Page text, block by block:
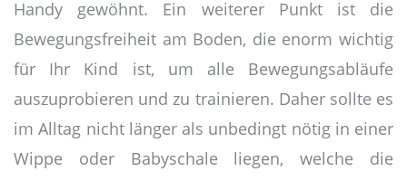
Handy gewöhnt. Ein weiterer Punkt ist die
Bewegungsfreiheit am Boden, die enorm wichtig
für Ihr Kind ist, um alle Bewegungsabläufe
auszuprobieren und zu trainieren. Daher sollte es
im Alltag nicht länger als unbedingt nötig in einer
Wippe oder Babyschale liegen, welche die